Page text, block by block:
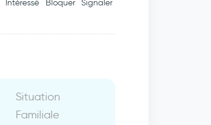
Intéressé Bloquer Signaler
Situation
Familiale